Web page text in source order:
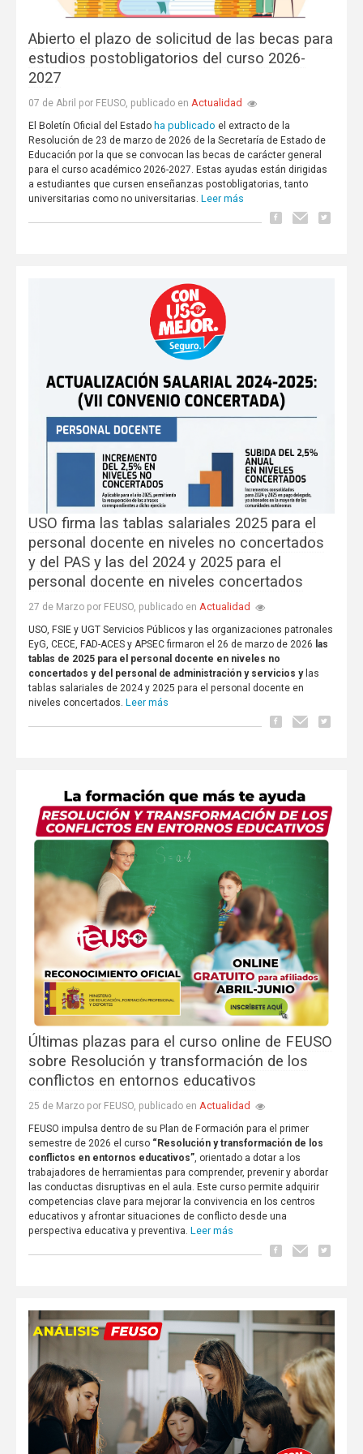
Abierto el plazo de solicitud de las becas para
estudios postobligatorios del curso 2026-
2027
07 de Abril por FEUSO, publicado en Actualidad
El Boletín Oficial del Estado ha publicado el extracto de la
Resolución de 23 de marzo de 2026 de la Secretaría de Estado de
Educación por la que se convocan las becas de carácter general
para el curso académico 2026-2027. Estas ayudas están dirigidas
a estudiantes que cursen enseñanzas postobligatorias, tanto
universitarias como no universitarias. Leer más
USO firma las tablas salariales 2025 para el
personal docente en niveles no concertados
y del PAS y las del 2024 y 2025 para el
personal docente en niveles concertados
27 de Marzo por FEUSO, publicado en Actualidad
USO, FSIE y UGT Servicios Públicos y las organizaciones patronales
EyG, CECE, FAD-ACES y APSEC firmaron el 26 de marzo de 2026 las
tablas de 2025 para el personal docente en niveles no
concertados y del personal de administración y servicios y las
tablas salariales de 2024 y 2025 para el personal docente en
niveles concertados. Leer más
Últimas plazas para el curso online de FEUSO
sobre Resolución y transformación de los
conflictos en entornos educativos
25 de Marzo por FEUSO, publicado en Actualidad
FEUSO impulsa dentro de su Plan de Formación para el primer
semestre de 2026 el curso “Resolución y transformación de los
conflictos en entornos educativos”, orientado a dotar a los
trabajadores de herramientas para comprender, prevenir y abordar
las conductas disruptivas en el aula. Este curso permite adquirir
competencias clave para mejorar la convivencia en los centros
educativos y afrontar situaciones de conflicto desde una
perspectiva educativa y preventiva. Leer más